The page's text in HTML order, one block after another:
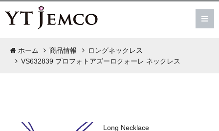
ホーム 商品情報
ロングネックレス
VS632839 プロフォトアズーロクォーレ ネックレス
Long Necklace